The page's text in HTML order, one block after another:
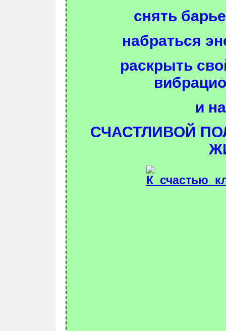
снять
набраться
раскрыть
и
СЧАСТЛИВОЙ